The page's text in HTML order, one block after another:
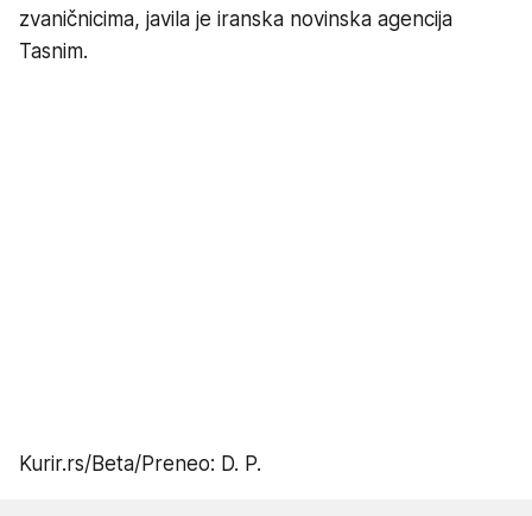
zvaničnicima, javila je iranska novinska agencija
Tasnim.
Kurir.rs/Beta/Preneo: D. P.